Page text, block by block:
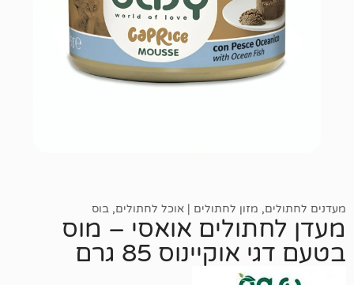
מזון לחתולים | אוכל לחתולים,בוס
אואסי – מוס
85 גרם